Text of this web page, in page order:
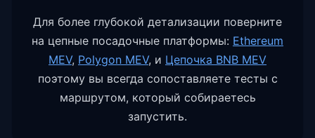
Для более глубокой детализации поверните
на цепные посадочные платформы: Ethereum
MEV, Polygon MEV, и Цепочка BNB MEV
поэтому вы всегда сопоставляете тесты с
маршрутом, который собираетесь
запустить.